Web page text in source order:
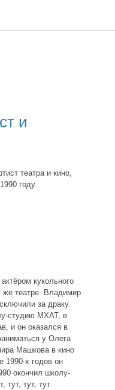
и
театра и кино,
году.
кукольного
же театре. Владимир
за драку.
студию МХАТ, в
и он оказался в
у Олега
Машкова в кино
1990-х годов он
окончил школу-
тут, тут